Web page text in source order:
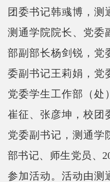
团委书记韩彧博，测
测通学院院长、党委
部副部长杨剑锐，党
委副书记王莉娟，党
党委学生工作部（处
崔征、张彦坤，校团
党委副书记，测通学
部书记、师生党员、
参加活动。活动由测